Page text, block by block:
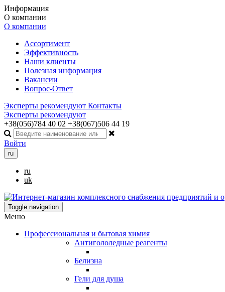
Информация
О компании
О компании
Ассортимент
Эффективность
Наши клиенты
Полезная информация
Вакансии
Вопрос-Ответ
Эксперты рекомендуют Контакты
Эксперты рекомендуют
+38(056)784 40 02 +38(067)506 44 19
Войти
ru
ru
uk
Toggle navigation
Меню
Профессиональная и бытовая химия
Антигололедные реагенты
Белизна
Гели для душа